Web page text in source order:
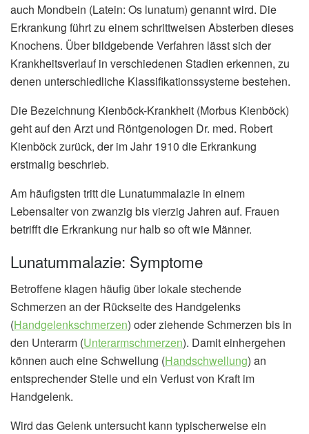
auch Mondbein (Latein: Os lunatum) genannt wird. Die
Erkrankung führt zu einem schrittweisen Absterben dieses
Knochens. Über bildgebende Verfahren lässt sich der
Krankheitsverlauf in verschiedenen Stadien erkennen, zu
denen unterschiedliche Klassifikationssysteme bestehen.
Die Bezeichnung Kienböck-Krankheit (Morbus Kienböck)
geht auf den Arzt und Röntgenologen Dr. med. Robert
Kienböck zurück, der im Jahr 1910 die Erkrankung
erstmalig beschrieb.
Am häufigsten tritt die Lunatummalazie in einem
Lebensalter von zwanzig bis vierzig Jahren auf. Frauen
betrifft die Erkrankung nur halb so oft wie Männer.
Lunatummalazie: Symptome
Betroffene klagen häufig über lokale stechende
Schmerzen an der Rückseite des Handgelenks
(Handgelenkschmerzen) oder ziehende Schmerzen bis in
den Unterarm (Unterarmschmerzen). Damit einhergehen
können auch eine Schwellung (Handschwellung) an
entsprechender Stelle und ein Verlust von Kraft im
Handgelenk.
Wird das Gelenk untersucht kann typischerweise ein